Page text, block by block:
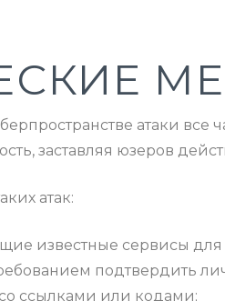
атаки
заставляя юзеров
атак:
известные сервисы для
подтвердить
ссылками или кодами;